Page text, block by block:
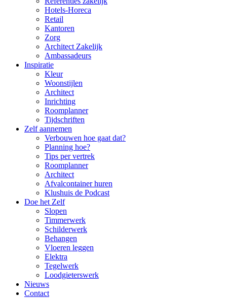
Hotels-Horeca
Retail
Kantoren
Zorg
Architect Zakelijk
Ambassadeurs
Inspiratie
Kleur
Woonstijlen
Architect
Inrichting
Roomplanner
Tijdschriften
Zelf aannemen
Verbouwen hoe gaat dat?
Planning hoe?
Tips per vertrek
Roomplanner
Architect
Afvalcontainer huren
Klushuis de Podcast
Doe het Zelf
Slopen
Timmerwerk
Schilderwerk
Behangen
Vloeren leggen
Elektra
Tegelwerk
Loodgieterswerk
Nieuws
Contact